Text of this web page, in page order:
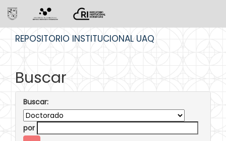
REPOSITORIO INSTITUCIONAL UAQ
Buscar
Buscar:
por